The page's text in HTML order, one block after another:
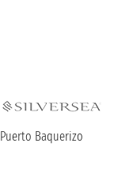
Puerto Baquerizo